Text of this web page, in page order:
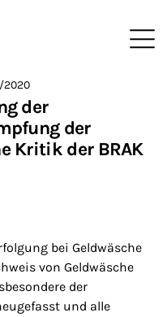
>
Nachrichten aus Berlin
2020
der
der
Kritik der BRAK
bei Geldwäsche
von Geldwäsche
der
und alle